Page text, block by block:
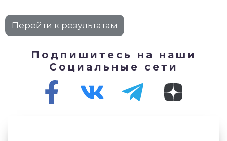
Подпишитесь на наши
Социальные сети